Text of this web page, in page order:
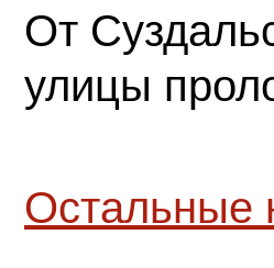
От
улицы
Остальные